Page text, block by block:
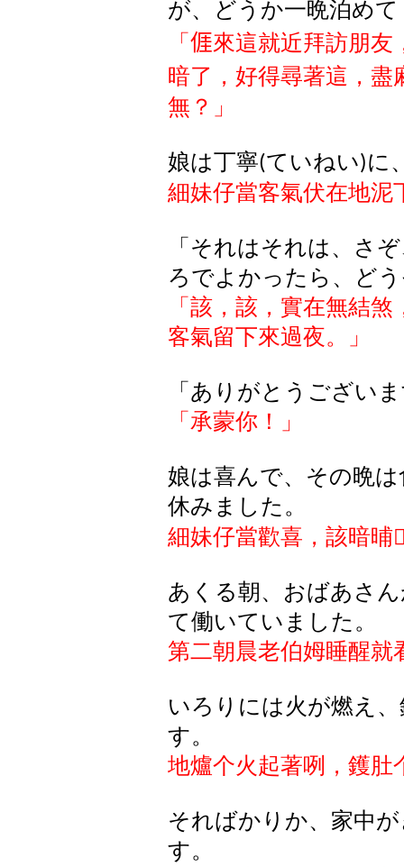
が、どうか一晩泊め
「 𠊎來這就近拜訪朋友
暗了，好得尋著這，盡
無？ 」
娘は丁寧(ていねい)に
細妹仔當客氣伏在地泥
「それはそれは、さ
ろでよかったら、ど
「該，該，實在無結
客氣留下來過夜。」
「ありがとうござい
「承蒙你！」
娘は喜んで、その晩
休みました。
細妹仔當歡喜，該暗晡
あくる朝、おばあさ
て働いていました。
第二朝晨老伯姆睡醒就
いろりには火が燃え
す。
地爐个火起著咧，鑊肚
そればかりか、家中
す。